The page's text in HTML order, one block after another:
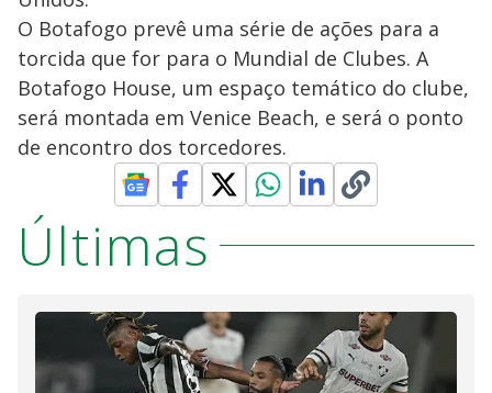
O Botafogo prevê uma série de ações para a
torcida que for para o Mundial de Clubes. A
Botafogo House, um espaço temático do clube,
será montada em Venice Beach, e será o ponto
de encontro dos torcedores.
Últimas